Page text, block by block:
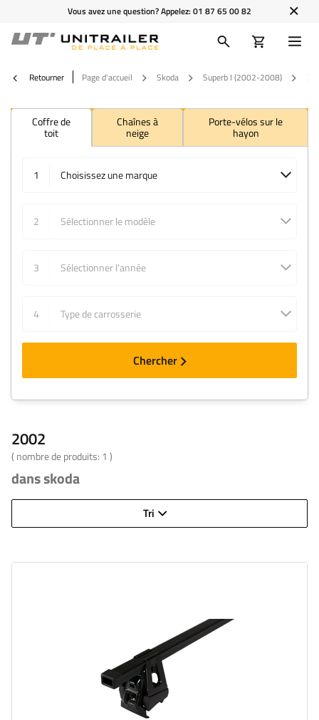
Vous avez une question? Appelez:01 87 65 00 82
Retourner Page d'accueil Skoda Superb I (2002-2008)
Coffre de
toit
Chaînes à
neige
Porte-vélos sur le
hayon
1 Choisissez une marque
2 Sélectionner le modèle
3 Sélectionner l'année
4 Type de carrosserie
Chercher
2002
( nombre de produits: 1 )
dans skoda
Tri